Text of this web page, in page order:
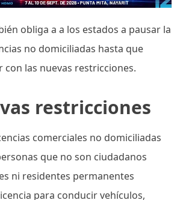
obliga a a los estados a pausar la
no domiciliadas hasta que
con las nuevas restricciones.
restricciones
comerciales no domiciliadas
que no son ciudadanos
ni residentes permanentes
para conducir vehículos,